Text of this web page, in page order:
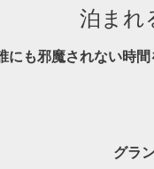
泊まれ
にも邪魔されない時
グラ